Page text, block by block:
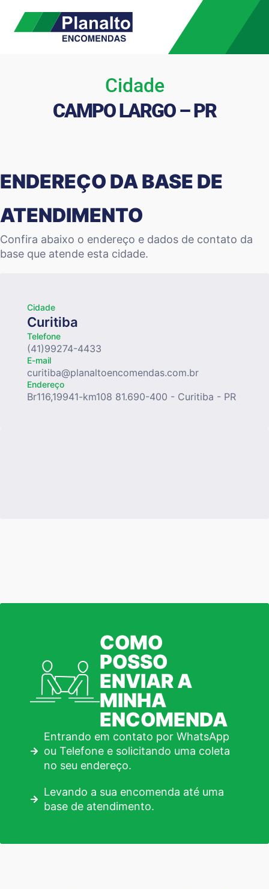
Cidade
CAMPO LARGO – PR
ENDEREÇO DA BASE DE
ATENDIMENTO
Confira abaixo o endereço e dados de contato da
base que atende esta cidade.
Cidade
Curitiba
Telefone
(41)99274-4433
E-mail
curitiba@planaltoencomendas.com.br
Endereço
Br116,19941-km108 81.690-400 - Curitiba - PR
COMO
POSSO
ENVIAR A
MINHA
ENCOMENDA
Entrando em contato por WhatsApp
ou Telefone e solicitando uma coleta
no seu endereço.
Levando a sua encomenda até uma
base de atendimento.